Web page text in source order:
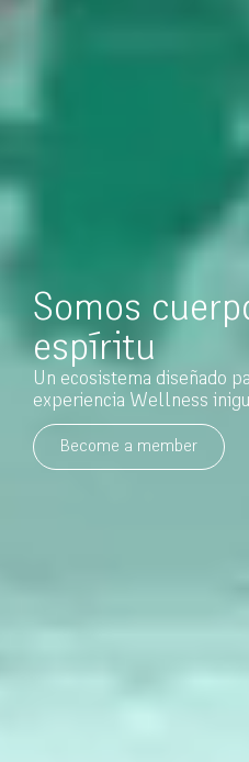
Somos
espíritu
Un ecosistema diseñado
experiencia Wellness
Become a member